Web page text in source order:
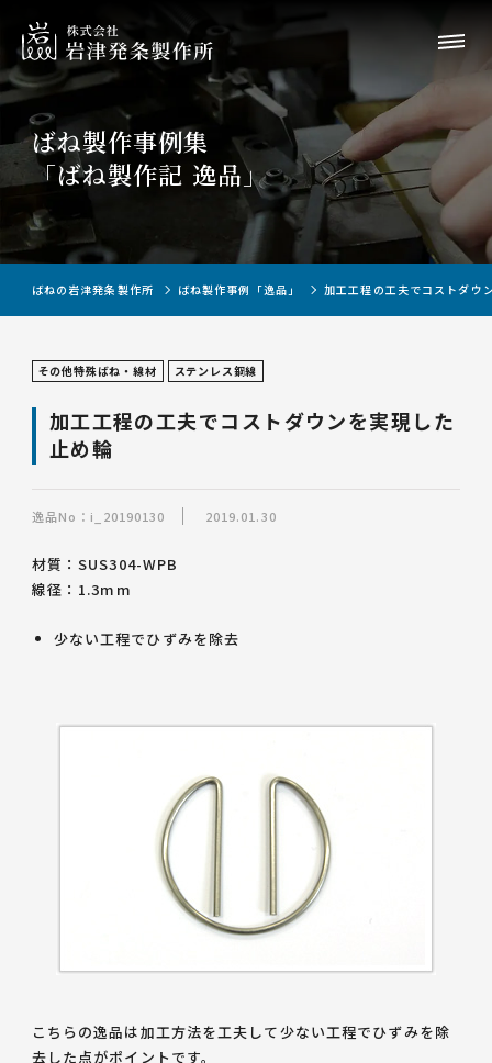
ばね製作事例集
「ばね製作記 逸品」
ばねの岩津発条製作所 ばね製作事例「逸品」 加工工程の工夫でコストダウ
その他特殊ばね・線材 ステンレス鋼線
加工工程の工夫でコストダウンを実現した
止め輪
逸品No：i_20190130 2019.01.30
材質：SUS304-WPB
線径：1.3mm
少ない工程でひずみを除去
こちらの逸品は加工方法を工夫して少ない工程でひずみを除
去した点がポイントです。